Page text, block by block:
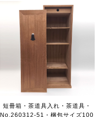
短冊箱・茶道具入れ・茶道具・
No.260312-51・梱包サイズ100